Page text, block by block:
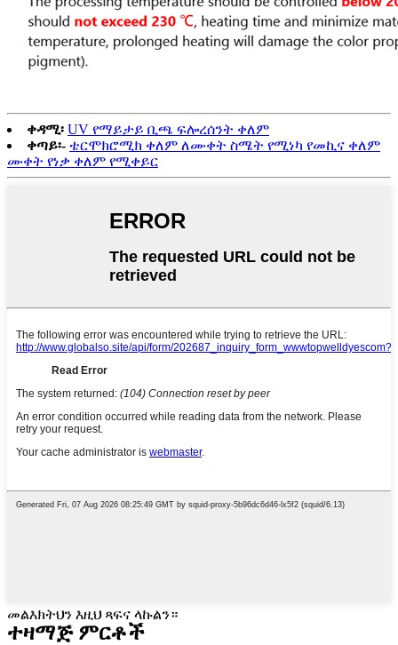
ቀዳሚ፡ UV የማይታይ ቢጫ ፍሎረሰንት ቀለም
ቀጣይ፡- ቴርሞክሮሚክ ቀለም ለሙቀት ስሜት የሚነካ የመኪና ቀለም
ሙቀት የነቃ ቀለም የሚቀይር
መልእክትህን እዚህ ጻፍና ላኩልን።
ተዛማጅ ምርቶች